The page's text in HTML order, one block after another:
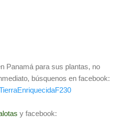
Panamá para sus plantas, no
búsquenos en facebook:
y facebook: